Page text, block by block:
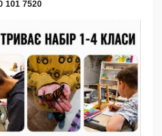
101 7520